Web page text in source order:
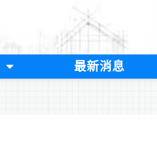
最新消息